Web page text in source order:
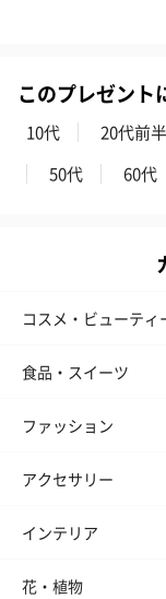
このプレゼント
10代 20代前半
50代
60代
コスメ・ビューティ
食品・スイーツ
ファッション
アクセサリー
インテリア
花・植物